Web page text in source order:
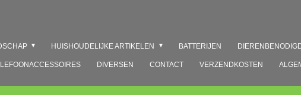
HUISHOUDELIJKE ARTIKELEN BATTERIJEN
DIVERSEN CONTACT VERZENDKOSTEN